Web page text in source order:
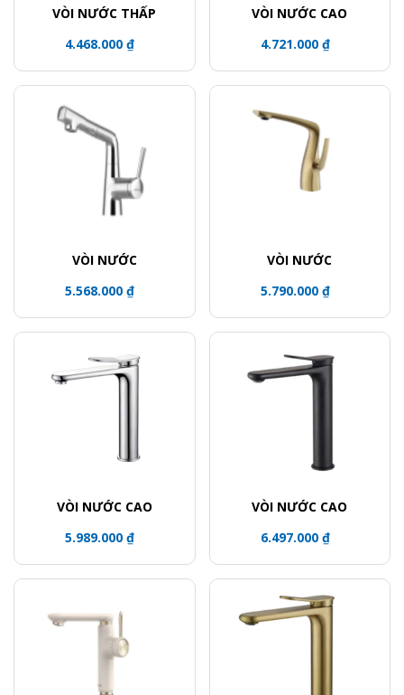
VÒI NƯỚC THẤP
4.468.000 ₫
VÒI NƯỚC CAO
4.721.000 ₫
VÒI NƯỚC
5.568.000 ₫
VÒI NƯỚC
5.790.000 ₫
VÒI NƯỚC CAO
5.989.000 ₫
VÒI NƯỚC CAO
6.497.000 ₫